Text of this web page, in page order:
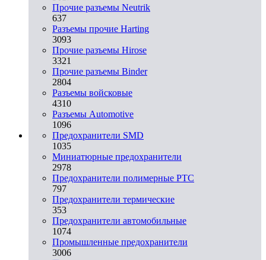
Прочие разъемы Neutrik
637
Разъемы прочие Harting
3093
Прочие разъемы Hirose
3321
Прочие разъемы Binder
2804
Разъемы войсковые
4310
Разъeмы Automotive
1096
Предохранители SMD
1035
Миниатюрные предохранители
2978
Предохранители полимерные PTC
797
Предохранители термические
353
Предохранители автомобильные
1074
Промышленные предохранители
3006